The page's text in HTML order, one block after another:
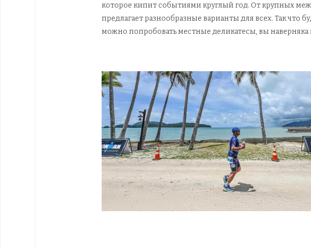
которое кипит событиями круглый год. От крупных
предлагает разнообразные варианты для всех. Так что
можно попробовать местные деликатесы, вы наверняка